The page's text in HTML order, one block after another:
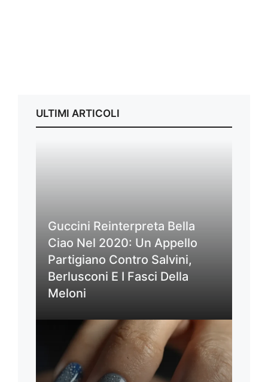
ULTIMI ARTICOLI
Guccini Reinterpreta Bella
Ciao Nel 2020: Un Appello
Partigiano Contro Salvini,
Berlusconi E I Fasci Della
Meloni